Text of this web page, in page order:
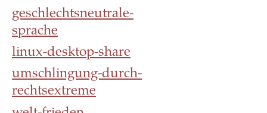
geschlechtsneutrale-
sprache
linux-desktop-share
umschlingung-durch-
rechtsextreme